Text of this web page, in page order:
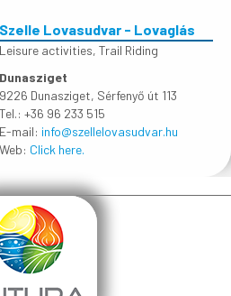
Szelle Lovasudvar - Lovaglás
Leisure activities, Trail Riding
Dunasziget
9226 Dunasziget, Sérfenyő út 113
Tel.: +36 96 233 515
E-mail: info@szellelovasudvar.hu
Web: Click here.